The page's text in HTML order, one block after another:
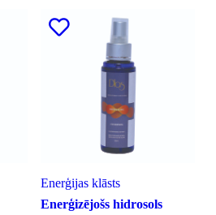
Enerģijas klāsts
Enerģizējošs hidrosols